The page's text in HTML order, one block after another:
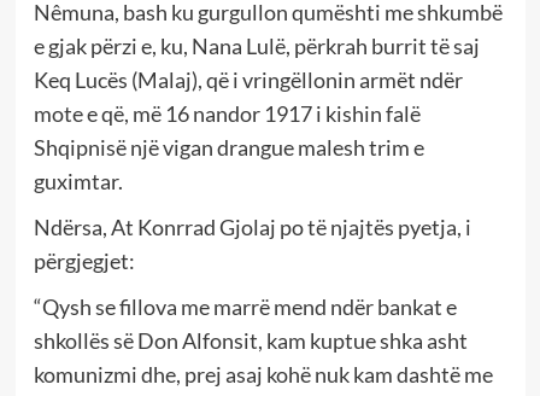
Nêmuna, bash ku gurgullon qumështi me shkumbë
e gjak përzi e, ku, Nana Lulë, përkrah burrit të saj
Keq Lucës (Malaj), që i vringëllonin armët ndër
mote e që, më 16 nandor 1917 i kishin falë
Shqipnisë një vigan drangue malesh trim e
guximtar.
Ndërsa, At Konrrad Gjolaj po të njajtës pyetja, i
përgjegjet:
“Qysh se fillova me marrë mend ndër bankat e
shkollës së Don Alfonsit, kam kuptue shka asht
komunizmi dhe, prej asaj kohë nuk kam dashtë me